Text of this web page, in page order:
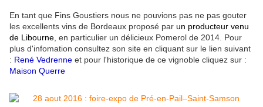
En tant que Fins Goustiers nous ne pouvions pas ne pas gouter
les excellents vins de Bordeaux proposé par un producteur venu
de Libourne , en particulier un délicieux Pomerol de 2014. Pour
plus d'infomation consultez son site en cliquant sur le lien suivant
: René Vedrenne et pour l'historique de ce vignoble cliquez sur :
Maison Querre